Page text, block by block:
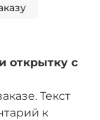
открытку с
Текст
к